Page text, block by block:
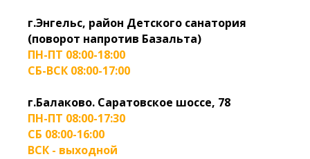
г.Энгельс, район Детского санатория
(поворот напротив Базальта)
ПН-ПТ 08:00-18:00
СБ-ВСК 08:00-17:00
г.Балаково. Саратовское шоссе, 78
ПН-ПТ 08:00-17:30
СБ 08:00-16:00
ВСК - выходной